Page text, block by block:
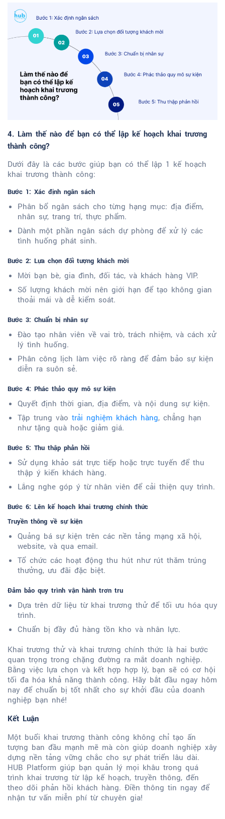
4. Làm thế nào để bạn có thể lập kế hoạch khai trương
thành công?
Dưới đây là các bước giúp bạn có thể lập 1 kế hoạch
khai trương thành công:
Bước 1: Xác định ngân sách
Phân bổ ngân sách cho từng hạng mục: địa điểm,
nhân sự, trang trí, thực phẩm.
Dành một phần ngân sách dự phòng để xử lý các
tình huống phát sinh.
Bước 2: Lựa chọn đối tượng khách mời
Mời bạn bè, gia đình, đối tác, và khách hàng VIP.
Số lượng khách mời nên giới hạn để tạo không gian
thoải mái và dễ kiểm soát.
Bước 3: Chuẩn bị nhân sự
Đào tạo nhân viên về vai trò, trách nhiệm, và cách xử
lý tình huống.
Phân công lịch làm việc rõ ràng để đảm bảo sự kiện
diễn ra suôn sẻ.
Bước 4: Phác thảo quy mô sự kiện
Quyết định thời gian, địa điểm, và nội dung sự kiện.
Tập trung vào trải nghiệm khách hàng, chẳng hạn
như tặng quà hoặc giảm giá.
Bước 5: Thu thập phản hồi
Sử dụng khảo sát trực tiếp hoặc trực tuyến để thu
thập ý kiến khách hàng.
Lắng nghe góp ý từ nhân viên để cải thiện quy trình.
Bước 6: Lên kế hoạch khai trương chính thức
Truyền thông về sự kiện
Quảng bá sự kiện trên các nền tảng mạng xã hội,
website, và qua email.
Tổ chức các hoạt động thu hút như rút thăm trúng
thưởng, ưu đãi đặc biệt.
Đảm bảo quy trình vận hành trơn tru
Dựa trên dữ liệu từ khai trương thử để tối ưu hóa quy
trình.
Chuẩn bị đầy đủ hàng tồn kho và nhân lực.
Khai trương thử và khai trương chính thức là hai bước
quan trọng trong chặng đường ra mắt doanh nghiệp.
Bằng việc lựa chọn và kết hợp hợp lý, bạn sẽ có cơ hội
tối đa hóa khả năng thành công. Hãy bắt đầu ngay hôm
nay để chuẩn bị tốt nhất cho sự khởi đầu của doanh
nghiệp bạn nhé!
Kết Luận
Một buổi khai trương thành công không chỉ tạo ấn
tượng ban đầu mạnh mẽ mà còn giúp doanh nghiệp xây
dựng nền tảng vững chắc cho sự phát triển lâu dài.
HUB Platform giúp bạn quản lý mọi khâu trong quá
trình khai trương từ lập kế hoạch, truyền thông, đến
theo dõi phản hồi khách hàng. Điền thông tin ngay để
nhận tư vấn miễn phí từ chuyên gia!